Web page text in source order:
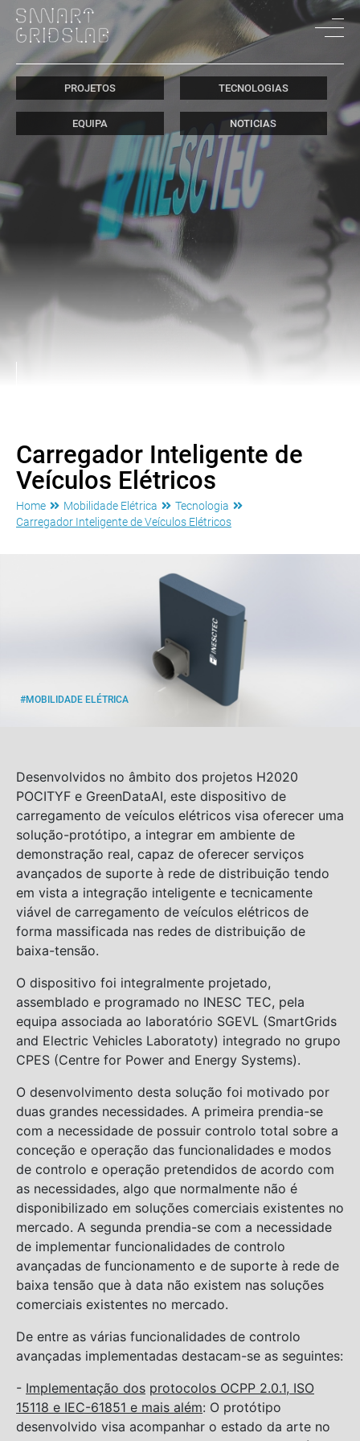
PROJETOS TECNOLOGIAS
EQUIPA NOTICIAS
Carregador Inteligente de
Veículos Elétricos
Home Mobilidade Elétrica
Tecnologia
Carregador Inteligente de Veículos Elétricos
#MOBILIDADE ELÉTRICA
Desenvolvidos no âmbito dos projetos H2020
POCITYF e GreenDataAI, este dispositivo de
carregamento de veículos elétricos visa oferecer uma
solução-protótipo, a integrar em ambiente de
demonstração real, capaz de oferecer serviços
avançados de suporte à rede de distribuição tendo
em vista a integração inteligente e tecnicamente
viável de carregamento de veículos elétricos de
forma massificada nas redes de distribuição de
baixa-tensão.
O dispositivo foi integralmente projetado,
assemblado e programado no INESC TEC, pela
equipa associada ao laboratório SGEVL (SmartGrids
and Electric Vehicles Laboratoty) integrado no grupo
CPES (Centre for Power and Energy Systems).
O desenvolvimento desta solução foi motivado por
duas grandes necessidades. A primeira prendia-se
com a necessidade de possuir controlo total sobre a
conceção e operação das funcionalidades e modos
de controlo e operação pretendidos de acordo com
as necessidades, algo que normalmente não é
disponibilizado em soluções comerciais existentes no
mercado. A segunda prendia-se com a necessidade
de implementar funcionalidades de controlo
avançadas de funcionamento e de suporte à rede de
baixa tensão que à data não existem nas soluções
comerciais existentes no mercado.
De entre as várias funcionalidades de controlo
avançadas implementadas destacam-se as seguintes:
- Implementação dos protocolos OCPP 2.0.1, ISO
15118 e IEC-61851 e mais além: O protótipo
desenvolvido visa acompanhar o estado da arte no